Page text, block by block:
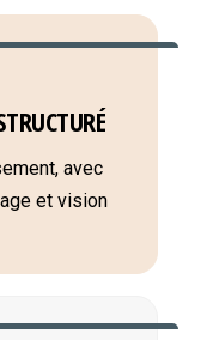
avec
et vision